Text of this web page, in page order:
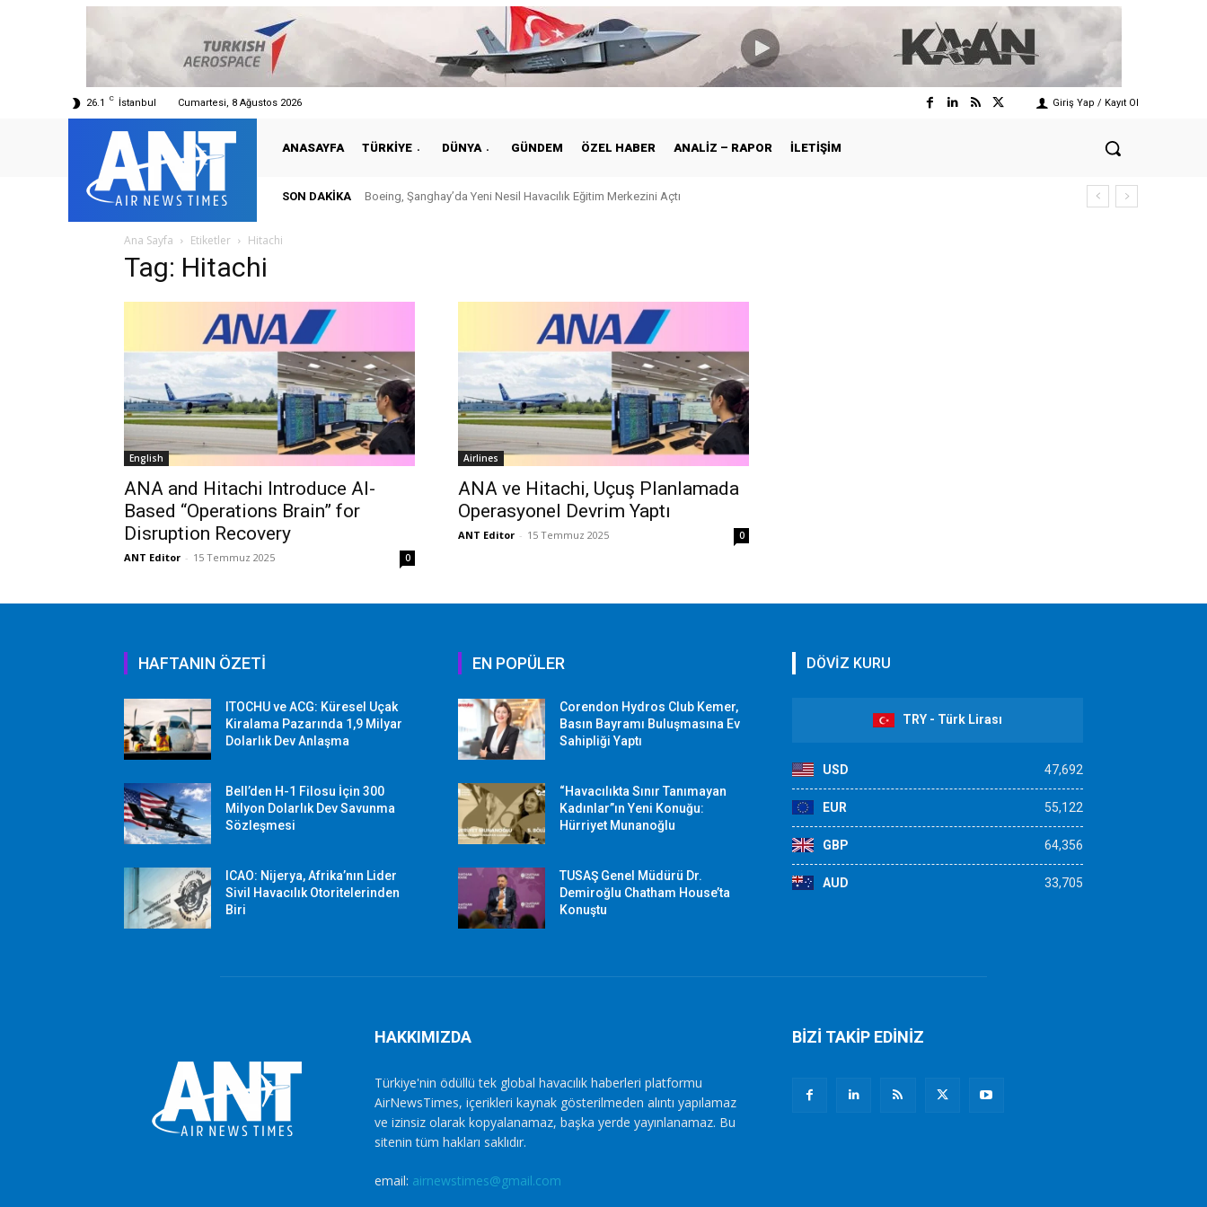
26.1 C İstanbul Cumartesi, 8 Ağustos 2026 Giriş Yap / Kayıt Ol
ANASAYFA TÜRKIYE DÜNYA GÜNDEM ÖZEL HABER ANALIZ – RAPOR İLETIŞIM
SON DAKIKA Boeing, Şanghay’da Yeni Nesil Havacılık Eğitim Merkezini Açtı
Ana Sayfa Etiketler Hitachi
Tag: Hitachi
English
ANA and Hitachi Introduce AI-
Based “Operations Brain” for
Disruption Recovery
ANT Editor - 15 Temmuz 2025 0
Airlines
ANA ve Hitachi, Uçuş Planlamada
Operasyonel Devrim Yaptı
ANT Editor - 15 Temmuz 2025 0
HAFTANIN ÖZETİ
ITOCHU ve ACG: Küresel Uçak
Kiralama Pazarında 1,9 Milyar
Dolarlık Dev Anlaşma
Bell’den H-1 Filosu İçin 300
Milyon Dolarlık Dev Savunma
Sözleşmesi
ICAO: Nijerya, Afrika’nın Lider
Sivil Havacılık Otoritelerinden
Biri
EN POPÜLER
Corendon Hydros Club Kemer,
Basın Bayramı Buluşmasına Ev
Sahipliği Yaptı
“Havacılıkta Sınır Tanımayan
Kadınlar”ın Yeni Konuğu:
Hürriyet Munanoğlu
TUSAŞ Genel Müdürü Dr.
Demiroğlu Chatham House’ta
Konuştu
DÖVİZ KURU
TRY - Türk Lirası
USD 47,692
EUR 55,122
GBP 64,356
AUD 33,705
HAKKIMIZDA
Türkiye'nin ödüllü tek global havacılık haberleri platformu
AirNewsTimes, içerikleri kaynak gösterilmeden alıntı yapılamaz
ve izinsiz olarak kopyalanamaz, başka yerde yayınlanamaz. Bu
sitenin tüm hakları saklıdır.
email: airnewstimes@gmail.com
BİZİ TAKİP EDİNİZ